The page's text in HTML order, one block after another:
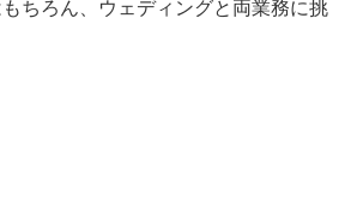
ちろん、ウェディングと両業務に挑